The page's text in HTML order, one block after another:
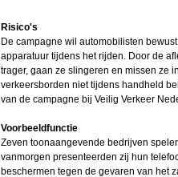
Risico's
De campagne wil automobilisten
apparatuur tijdens het rijden. Door de
trager, gaan ze slingeren en missen ze
verkeersborden niet tijdens handheld
van de campagne bij Veilig Verkeer
Voorbeeldfunctie
Zeven toonaangevende bedrijven
vanmorgen presenteerden zij hun
beschermen tegen de gevaren van het